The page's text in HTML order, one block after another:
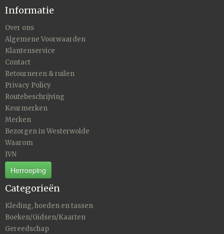
Informatie
Over ons
Algemene Voorwaarden
Klantenservice
Contact
Retourneren & ruilen
Privacy Policy
Routebeschrijving
Keurmerken
Merken
Bezorgen in Westerwolde
Waarom
IVN
Herroeping
Categorieën
Kleding, hoeden en tassen
Boeken/Gidsen/Kaarten
Gereedschap